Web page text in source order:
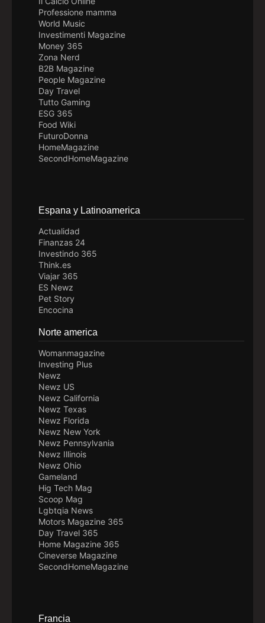
Professione mamma
World Music
Investimenti Magazine
Money 365
Zona Nerd
B2B Magazine
People Magazine
Day Travel
Tutto Gaming
ESG 365
Food Wiki
FuturoDonna
HomeMagazine
SecondHomeMagazine
Espana y Latinoamerica
Actualidad
Finanzas 24
Investindo 365
Think.es
Viajar 365
ES Newz
Pet Story
Encocina
Norte america
Womanmagazine
Investing Plus
Newz
Newz US
Newz California
Newz Texas
Newz Florida
Newz New York
Newz Pennsylvania
Newz Illinois
Newz Ohio
Gameland
Hig Tech Mag
Scoop Mag
Lgbtqia News
Motors Magazine 365
Day Travel 365
Home Magazine 365
Cineverse Magazine
SecondHomeMagazine
Francia